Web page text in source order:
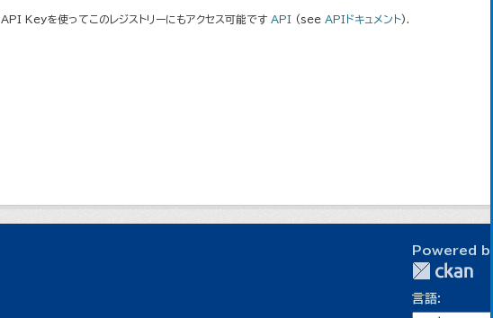
API Keyを使ってこのレジストリーにもアクセス可能です API (see APIドキュメント).
Powered by
言語